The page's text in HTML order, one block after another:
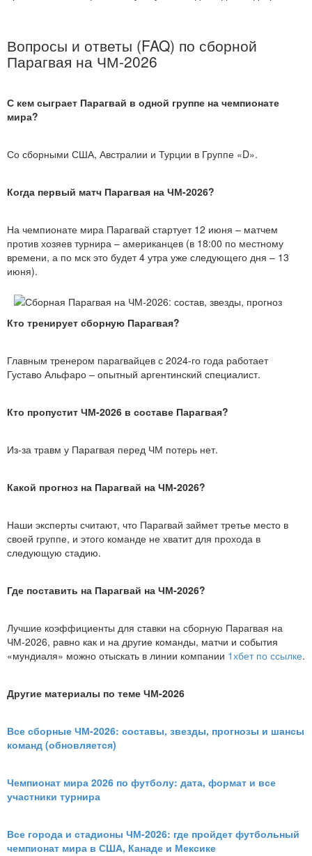
Вопросы и ответы (FAQ) по сборной
Парагвая на ЧМ-2026
С кем сыграет Парагвай в одной группе на чемпионате
мира?
Со сборными США, Австралии и Турции в Группе «D».
Когда первый матч Парагвая на ЧМ-2026?
На чемпионате мира Парагвай стартует 12 июня – матчем
против хозяев турнира – американцев (в 18:00 по местному
времени, а по мск это будет 4 утра уже следующего дня – 13
июня).
Кто тренирует сборную Парагвая?
Главным тренером парагвайцев с 2024-го года работает
Густаво Альфаро – опытный аргентинский специалист.
Кто пропустит ЧМ-2026 в составе Парагвая?
Из-за травм у Парагвая перед ЧМ потерь нет.
Какой прогноз на Парагвай на ЧМ-2026?
Наши эксперты считают, что Парагвай займет третье место в
своей группе, и этого команде не хватит для прохода в
следующую стадию.
Где поставить на Парагвай на ЧМ-2026?
Лучшие коэффициенты для ставки на сборную Парагвая на
ЧМ-2026, равно как и на другие команды, матчи и события
«мундиаля» можно отыскать в линии компании 1хбет по ссылке.
Другие материалы по теме ЧМ-2026
Все сборные ЧМ-2026: составы, звезды, прогнозы и шансы
команд (обновляется)
Чемпионат мира 2026 по футболу: дата, формат и все
участники турнира
Все города и стадионы ЧМ-2026: где пройдет футбольный
чемпионат мира в США, Канаде и Мексике